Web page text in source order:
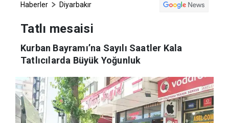
Haberler Diyarbakır
Tatlı mesaisi
Kurban Bayramı’na Sayılı Saatler Kala
Tatlıcılarda Büyük Yoğunluk